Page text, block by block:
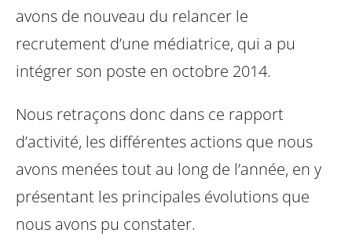
avons de nouveau du relancer le
recrutement d’une médiatrice, qui a pu
intégrer son poste en octobre 2014.
Nous retraçons donc dans ce rapport
d’activité, les différentes actions que nous
avons menées tout au long de l’année, en y
présentant les principales évolutions que
nous avons pu constater.